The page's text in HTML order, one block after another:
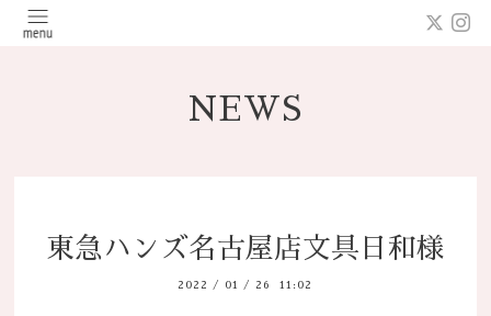
NEWS
東急ハンズ名古屋店文具日和様
2022 / 01 / 26 11:02